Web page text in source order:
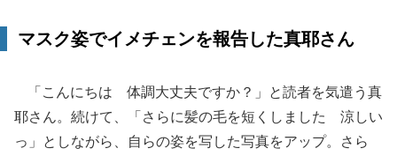
マスク姿でイメチェンを報告した真耶さん
「こんにちは 体調大丈夫ですか？」と読者を気遣う真
耶さん。続けて、「さらに髪の毛を短くしました 涼しい
っ」としながら、自らの姿を写した写真をアップ。さら